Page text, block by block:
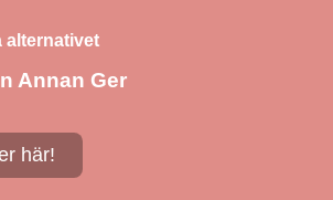
alternativet
Annan Ger
här!